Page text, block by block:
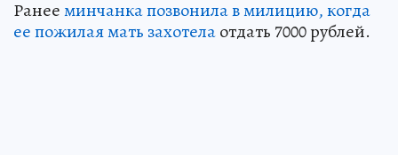
Ранееминчанка позвонила в милицию, когда
ее пожилая мать захотелаотдать 7000 рублей.